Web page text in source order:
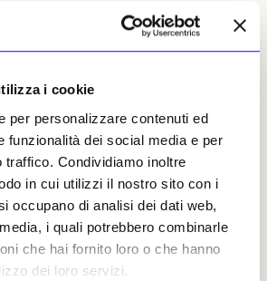
i cookie
per personalizzare contenuti ed
funzionalità dei social media e per
traffico. Condividiamo inoltre
in cui utilizzi il nostro sito con i
occupano di analisi dei dati web,
i quali potrebbero combinarle
che hai fornito loro o che hanno
dei loro servizi.
occupa un ruolo di
Elie Top,
Hemmerle, Glenn Spiroe
diamanti antichi e materiali
dal forte valore artistico,
naturalmente con le
arredi e le sculture presenti
espositivo. Se l’autunno
delle grandi fiere, PAD
degli appuntamenti
autorevoli per cogliere
gusto contemporaneo.